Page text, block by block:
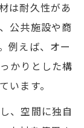
は耐久性があ
公共施設や商
例えば、オー
かりとした構
ます。
、空間に独自